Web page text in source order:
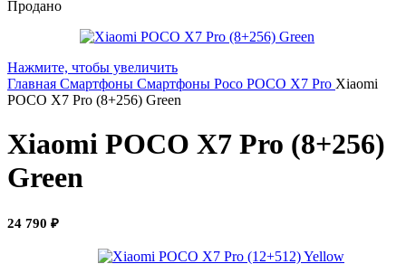
Продано
Нажмите, чтобы увеличить
Главная Смартфоны Смартфоны Poco POCO X7 Pro Xiaomi
POCO X7 Pro (8+256) Green
Xiaomi POCO X7 Pro (8+256)
Green
24 790 ₽